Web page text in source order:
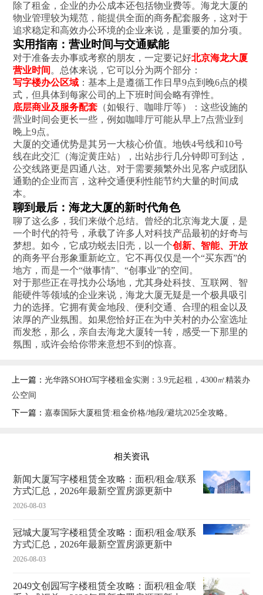
除了租金，企业的办公成本还包括物业费等。海龙大厦的
物业管理较为规范，能提供全面的商务配套服务，这对于
追求稳定和高效办公环境的企业来说，是重要的加分项。
实用指南：营业时间与交通赋能
对于准备去办事或考察的朋友，一定要记好北京海龙大厦
营业时间 。总体来说，它可以分为两个部分：
写字楼办公区域 ：基本上是遵循工作日早9点到晚6点的模
式，但具体到每家公司的上下班时间会略有弹性。
底层商业及服务配套 （如银行、咖啡厅等）：这些设施的
营业时间会更长一些，例如咖啡厅可能从早上7点营业到
晚上9点。
大厦的交通优势是其另一大核心价值。地铁4号线和10号
线在此交汇（海淀黄庄站），出站步行几分钟即可到达，
公交线路更是四通八达。对于需要频繁外出见客户或团队
通勤的企业而言，这种交通便利性能节约大量的时间成
本。
聊到最后：海龙大厦的新时代角色
聊了这么多，我们来做个总结。曾经的北京海龙大厦，是
一个时代的符号，承载了许多人对科技产品最初的好奇与
梦想。如今，它成功蜕去旧壳，以一个创新、智能、开放
的商务平台形象重新屹立。它不再仅仅是一个“买东西”的
地方，而是一个“做事情”、“创事业”的空间。
对于那些正在寻找办公场地，尤其身处科技、互联网、智
能硬件等领域的企业来说，海龙大厦无疑是一个极具吸引
力的选择。它拥有黄金地段、便利交通、合理的租金以及
浓厚的产业氛围。如果您恰好正在为中关村的办公室选址
而发愁，那么，亲自去海龙大厦转一转，感受一下那里的
氛围，或许会给你带来意想不到的惊喜。
上一篇： 光华路SOHO写字楼租金实测：3.9元起租，4300㎡精装办
公空间
下一篇： 嘉泰国际大厦租赁:租金价格/地段/避坑2025全攻略。
相关资讯
新闻大厦写字楼租赁全攻略：面积/租金/联系
方式汇总，2026年最新空置房源更新中
2026-08-03
冠城大厦写字楼租赁全攻略：面积/租金/联系
方式汇总，2026年最新空置房源更新中
2026-08-03
2049文创园写字楼租赁全攻略：面积/租金/联